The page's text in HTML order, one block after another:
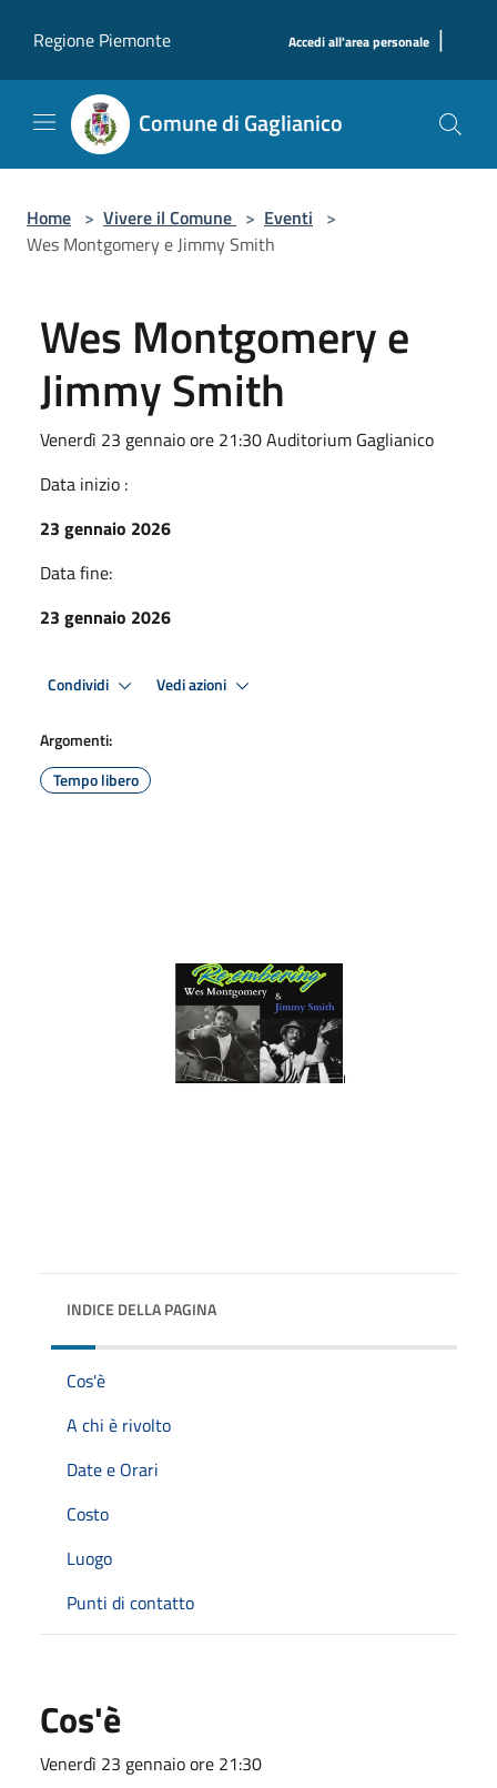
Regione Piemonte
Accedi all'area personale |
Comune di Gaglianico
Home > Vivere il Comune > Eventi >
Wes Montgomery e Jimmy Smith
Wes Montgomery e
Jimmy Smith
Venerdì 23 gennaio ore 21:30 Auditorium Gaglianico
Data inizio :
23 gennaio 2026
Data fine:
23 gennaio 2026
Condividi Vedi azioni
Argomenti:
Tempo libero
INDICE DELLA PAGINA
Cos'è
A chi è rivolto
Date e Orari
Costo
Luogo
Punti di contatto
Cos'è
Venerdì 23 gennaio ore 21:30